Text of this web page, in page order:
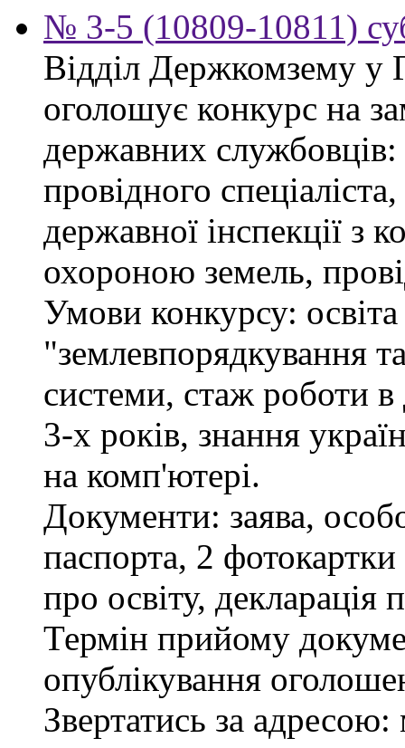
№ 3-5 (10809-10811)
Відділ Держкомзему у
оголошує конкурс на
державних службовців:
провідного
державної інспекції з
охороною земель,
Умови конкурсу:
"землевпорядкування
системи, стаж роботи
3-х років, знання
на комп'ютері.
Документи: заява,
паспорта, 2
про освіту, декларація
Термін прийому
опублікування
Звертатись за